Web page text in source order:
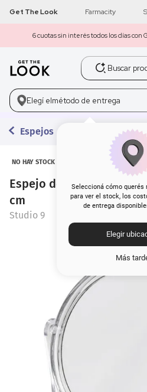
Get The Look Farmacity
6 cuotas sin interés todos los días con
Buscar productos
Elegí elmétodo de entrega
Seleccioná cómo querés
para ver el stock, los
de entrega
Elegir
Más
Espejos
NO HAY STOCK
Espejo de Maquillaje
cm
Studio 9
1 get the look
2 máscara pestañas
3.
5. corrector
rubor